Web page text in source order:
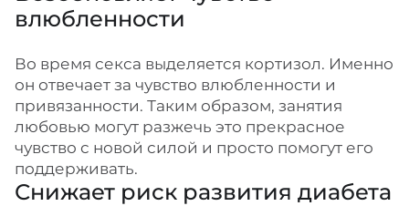
влюбленности
Во время секса выделяется кортизол. Именно
он отвечает за чувство влюбленности и
привязанности. Таким образом, занятия
любовью могут разжечь это прекрасное
чувство с новой силой и просто помогут его
поддерживать.
Снижает риск развития диабета